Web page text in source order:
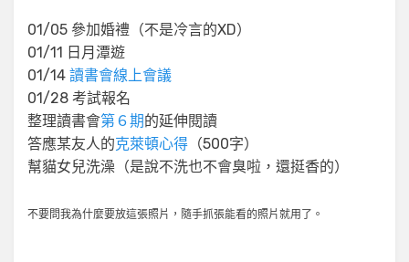
01/05 參加婚禮（不是冷言的XD）
01/11 日月潭遊
01/14 讀書會線上會議
01/28 考試報名
整理讀書會第６期的延伸閱讀
答應某友人的克萊頓心得 （500字）
幫貓女兒洗澡（是說不洗也不會臭啦，還挺香的）
不要問我為什麼要放這張照片，隨手抓張能看的照片就用了。